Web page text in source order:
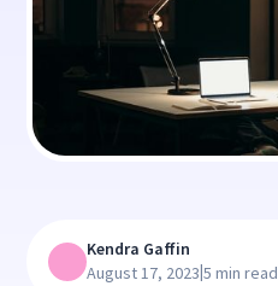
Kendra Gaffin
August 17, 2023|5 min read